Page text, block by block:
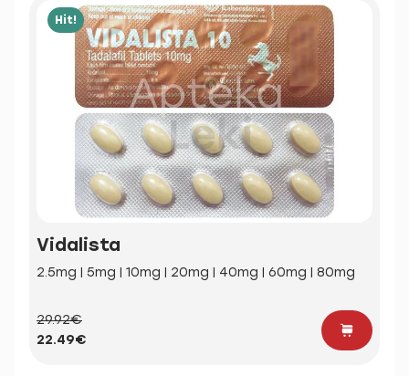
Hit!
Vidalista
2.5mg | 5mg | 10mg | 20mg | 40mg | 60mg | 80mg
29.92€
22.49€